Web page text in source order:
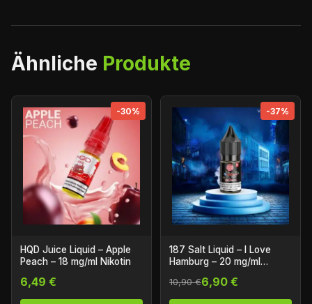
Ähnliche Produkte
-30%
HQD Juice Liquid – Apple
Peach – 18 mg/ml Nikotin
6,49 €
-37%
187 Salt Liquid – I Love
Hamburg – 20 mg/ml
10,90 €6,90 €